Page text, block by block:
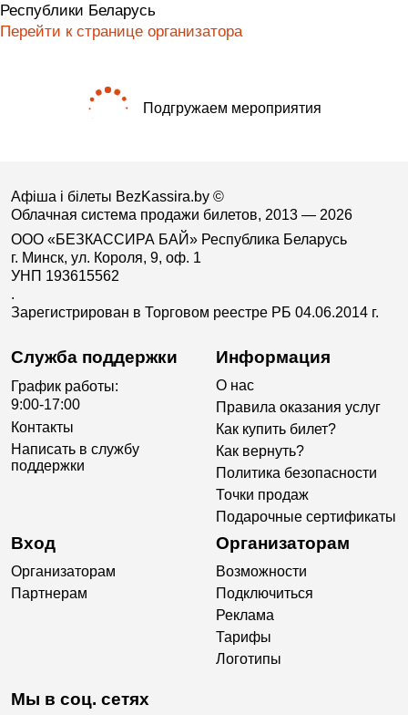
Республики Беларусь
Перейти к странице организатора
Подгружаем мероприятия
Афіша і білеты BezKassira.by ©
Облачная система продажи билетов, 2013 — 2026
ООО «БЕЗКАССИРА БАЙ» Республика Беларусь
г. Минск, ул. Короля, 9, оф. 1
УНП 193615562
.
Зарегистрирован в Торговом реестре РБ 04.06.2014 г.
Служба поддержки
График работы:
9:00-17:00
Контакты
Написать в службу
поддержки
Информация
О нас
Правила оказания услуг
Как купить билет?
Как вернуть?
Политика безопасности
Точки продаж
Подарочные сертификаты
Вход
Организаторам
Партнерам
Организаторам
Возможности
Подключиться
Реклама
Тарифы
Логотипы
Мы в соц. сетях